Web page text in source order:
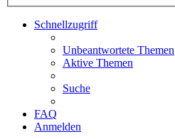
Schnellzugriff
Unbeantwortete Themen
Aktive Themen
Suche
FAQ
Anmelden